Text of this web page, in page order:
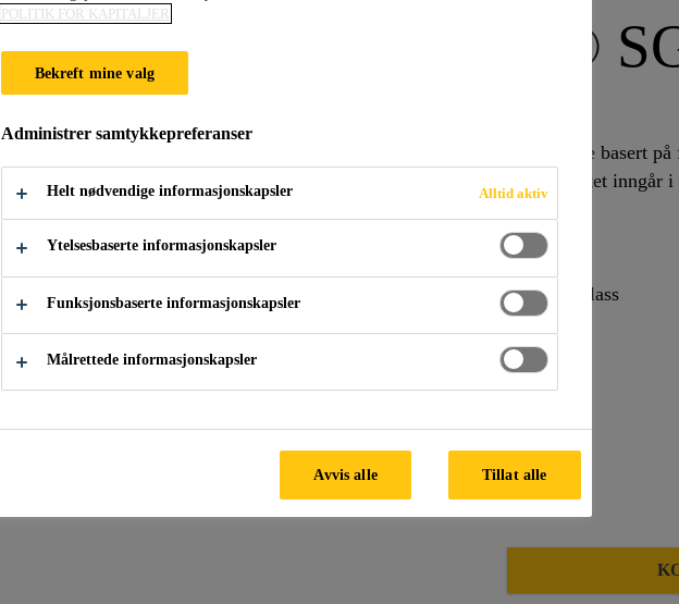
Sikadur-Combiflex®
Høyverdig fuge- og risstettingstape
med avanserte vedhefts-egenskaper. Tykkelse 2,0 mm. Produktet
Avansert limsystem - ingen behov for aktivering på byggeplass
Fleksibel - god evne til brobygging over sprekker og fuger
God motstand mot kjemikalier
POLITIK FOR KAPITALJER
Bekreft mine valg
Administrer samtykkepreferanser
Helt nødvendige informasjonskapsler Alltid aktiv
Ytelsesbaserte informasjonskapsler
Funksjonsbaserte informasjonskapsler
Målrettede informasjonskapsler
Avvis alle Tillat alle